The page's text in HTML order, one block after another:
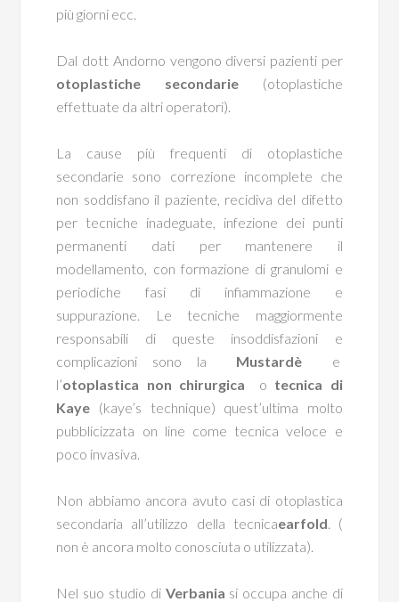
più giorni ecc.
Dal dott Andorno vengono diversi pazienti per
otoplastiche secondarie (otoplastiche
effettuate da altri operatori).
La cause più frequenti di otoplastiche
secondarie sono correzione incomplete che
non soddisfano il paziente, recidiva del difetto
per tecniche inadeguate, infezione dei punti
permanenti dati per mantenere il
modellamento, con formazione di granulomi e
periodiche fasi di infiammazione e
suppurazione. Le tecniche maggiormente
responsabili di queste insoddisfazioni e
complicazioni sono la Mustardè e
l’otoplastica non chirurgica o tecnica di
Kaye (kaye’s technique) quest’ultima molto
pubblicizzata on line come tecnica veloce e
poco invasiva.
Non abbiamo ancora avuto casi di otoplastica
secondaria all’utilizzo della tecnicaearfold. (
non è ancora molto conosciuta o utilizzata).
Nel suo studio di Verbania si occupa anche di